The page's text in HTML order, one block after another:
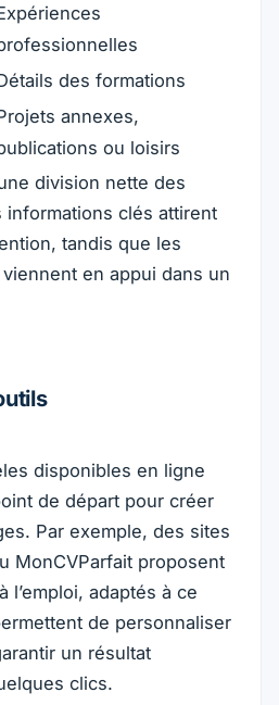
des formations
annexes,
ou loisirs
division nette des
clés attirent
tandis que les
en appui dans un
disponibles en ligne
de départ pour créer
Par exemple, des sites
MonCVParfait proposent
l’emploi, adaptés à ce
de personnaliser
un résultat
clics.